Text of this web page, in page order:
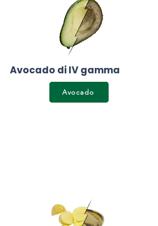
Avocado di IV gamma
Avocado